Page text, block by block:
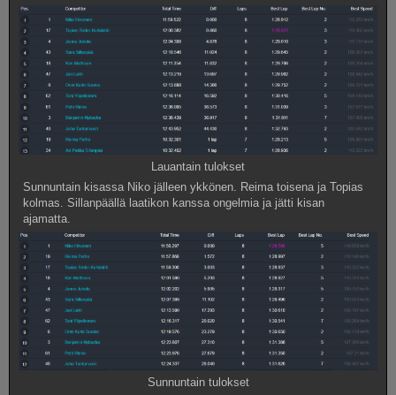
Lauantain tulokset
Sunnuntain kisassa Niko jälleen ykkönen. Reima toisena ja Topias
kolmas. Sillanpäällä laatikon kanssa ongelmia ja jätti kisan
ajamatta.
Sunnuntain tulokset